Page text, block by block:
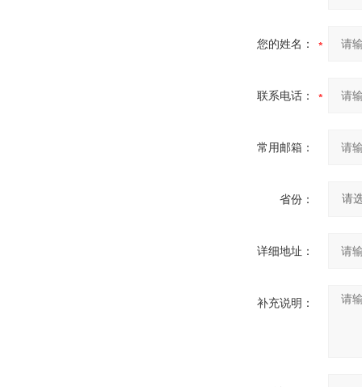
您的姓名：
联系电话：
常用邮箱：
省份：
详细地址：
补充说明：